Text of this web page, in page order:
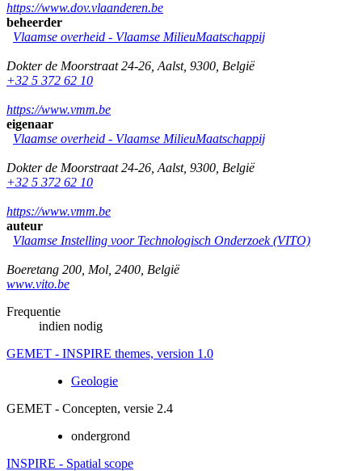
https://www.dov.vlaanderen.be
beheerder
Vlaamse overheid - Vlaamse MilieuMaatschappij
Dokter de Moorstraat 24-26 Aalst, 9300 België
+32 5 372 62 10
https://www.vmm.be
eigenaar
Vlaamse overheid - Vlaamse MilieuMaatschappij
Dokter de Moorstraat 24-26 Aalst, 9300 België
+32 5 372 62 10
https://www.vmm.be
auteur
Vlaamse Instelling voor Technologisch Onderzoek (VITO)
Boeretang 200 Mol 2400 België
www.vito.be
Frequentie
indien nodig
GEMET - INSPIRE themes, version 1.0
Geologie
GEMET - Concepten, versie 2.4
ondergrond
INSPIRE - Spatial scope